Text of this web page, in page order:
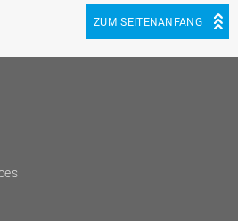
ZUM SEITENANFANG